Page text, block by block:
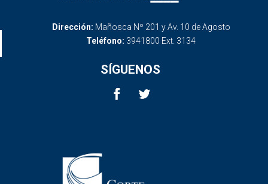
Dirección: Mañosca Nº 201 y Av. 10 de Agosto
Teléfono: 3941800 Ext. 3134
SÍGUENOS